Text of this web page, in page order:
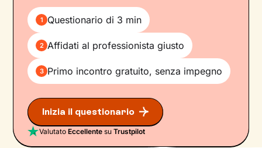
1 Questionario di 3 min
2 Affidati al professionista giusto
3 Primo incontro gratuito, senza impegno
Inizia il questionario
ValutatoEccellente suTrustpilot